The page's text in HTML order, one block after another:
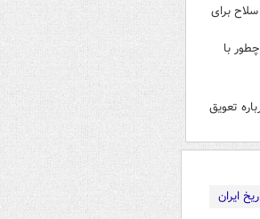
برای
با
تعویق
ایران